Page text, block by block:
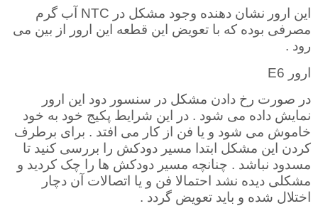
این ارور نشان دهنده وجود مشکل در NTC آب گرم
مصرفی بوده که با تعویض این قطعه این ارور از بین می
رود .
ارور E6
در صورت رخ دادن مشکل در سنسور دود این ارور
نمایش داده می شود . در این شرایط پکیج خود به خود
خاموش می شود و یا فن از کار می افتد . برای برطرف
کردن این مشکل ابتدا مسیر دودکش را بررسی کنید تا
مسدود نباشد . چنانچه مسیر دودکش ها را چک کردید و
مشکلی دیده نشد احتمالا فن و یا اتصالات آن دچار
اختلال شده و باید تعویض گردد .